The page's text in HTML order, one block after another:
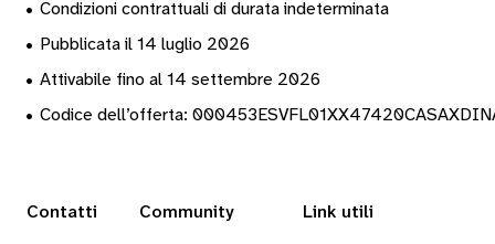
• Condizioni contrattuali di durata indeterminata
• Pubblicata il 14 luglio 2026
• Attivabile fino al 14 settembre 2026
• Codice dell’offerta:
Contatti Community Link utili